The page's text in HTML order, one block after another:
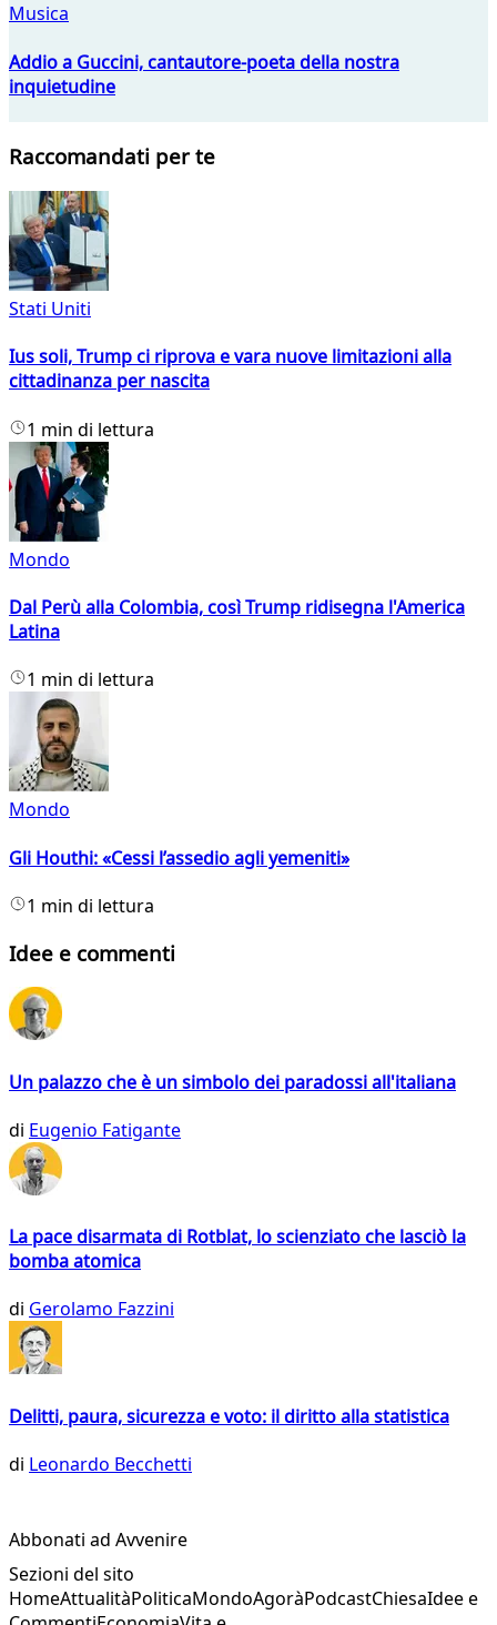
Musica
Addio a Guccini, cantautore-poeta della nostra
inquietudine
Raccomandati per te
Stati Uniti
Ius soli, Trump ci riprova e vara nuove limitazioni alla
cittadinanza per nascita
1 min di lettura
Mondo
Dal Perù alla Colombia, così Trump ridisegna l'America
Latina
1 min di lettura
Mondo
Gli Houthi: «Cessi l’assedio agli yemeniti»
1 min di lettura
Idee e commenti
Un palazzo che è un simbolo dei paradossi all'italiana
di Eugenio Fatigante
La pace disarmata di Rotblat, lo scienziato che lasciò la
bomba atomica
di Gerolamo Fazzini
Delitti, paura, sicurezza e voto: il diritto alla statistica
di Leonardo Becchetti
Abbonati ad Avvenire
Sezioni del sito
HomeAttualitàPoliticaMondoAgoràPodcastChiesaIdee e